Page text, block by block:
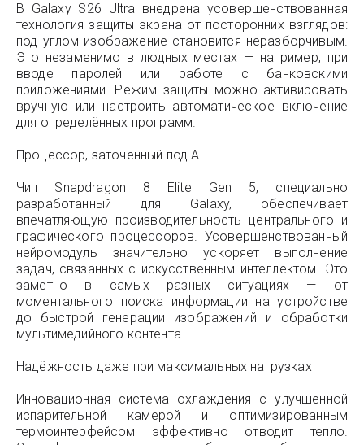
В Galaxy S26 Ultra внедрена усовершенствованная
технология защиты экрана от посторонних взглядов:
под углом изображение становится неразборчивым.
Это незаменимо в людных местах — например, при
вводе паролей или работе с банковскими
приложениями. Режим защиты можно активировать
вручную или настроить автоматическое включение
для определённых программ.
Процессор, заточенный под AI
Чип Snapdragon 8 Elite Gen 5, специально
разработанный для Galaxy, обеспечивает
впечатляющую производительность центрального и
графического процессоров. Усовершенствованный
нейромодуль значительно ускоряет выполнение
задач, связанных с искусственным интеллектом. Это
заметно в самых разных ситуациях — от
моментального поиска информации на устройстве
до быстрой генерации изображений и обработки
мультимедийного контента.
Надёжность даже при максимальных нагрузках
Инновационная система охлаждения с улучшенной
испарительной камерой и оптимизированным
термоинтерфейсом эффективно отводит тепло.